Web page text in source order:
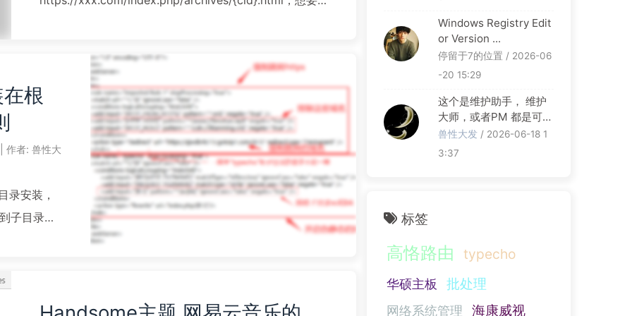
阅读全文...
根
作者: 兽性大
录安装，
子目录伪
Windows Registry Edit
or Version ...
停留于7的位置 / 2026-06
-20 15:29
这个是维护助手， 维护
大师，或者PM 都是可以
的
兽性大发/ 2026-06-18 1
3:37
标签
高恪路由 typecho
华硕主板 批处理
网络系统管理 海康威视